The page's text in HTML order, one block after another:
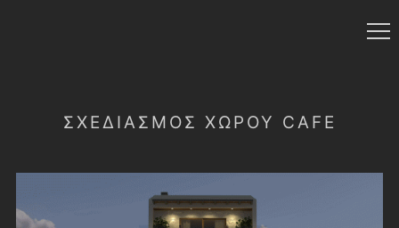
ΣΧΕΔΙΑΣΜΌΣ ΧΏΡΟΥ CAFE